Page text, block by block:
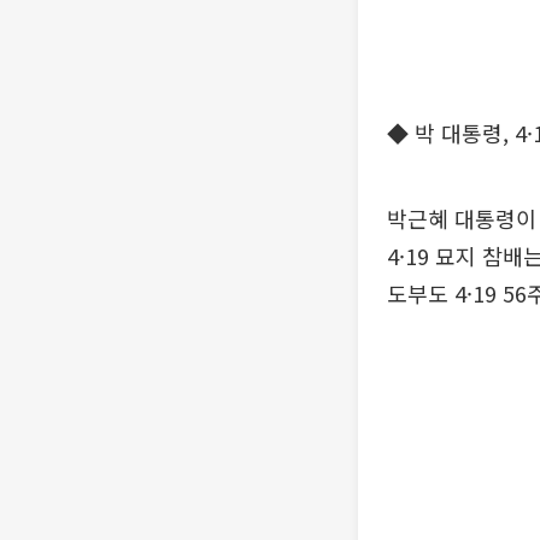
◆ 박 대통령,
박근혜 대통령
4·19 묘지 참배
도부도 4·19 56